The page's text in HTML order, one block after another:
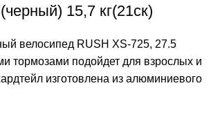
15,7 кг(21ск)
велосипед RUSH XS-725, 27.5
тормозами подойдет для взрослых и
изготовлена из алюминиевого